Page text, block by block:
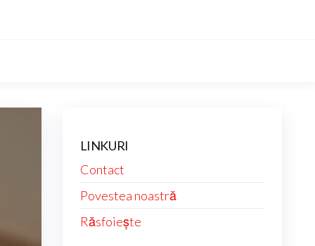
LINKURI
Contact
Povestea noastră
Răsfoiește